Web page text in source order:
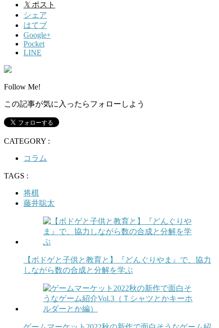
𝕏 ポスト
シェア
はてブ
Google+
Pocket
LINE
Follow Me!
この記事が気に入ったらフォローしよう
CATEGORY :
コラム
TAGS :
将棋
藤井聡太
【ボドゲと子供と教育と】『どんぐりやま』で、協力
しながら数の合成と分解を学ぶ